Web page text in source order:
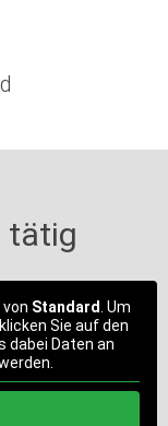
tätig
Standard. Um
Sie auf den
dabei Daten an